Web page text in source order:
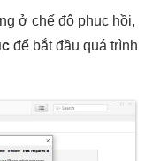
ở chế độ phục hồi,
để bắt đầu quá trình